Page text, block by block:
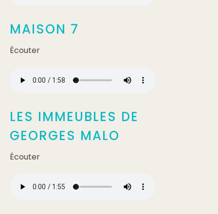
MAISON 7
Écouter
LES IMMEUBLES DE
GEORGES MALO
Écouter